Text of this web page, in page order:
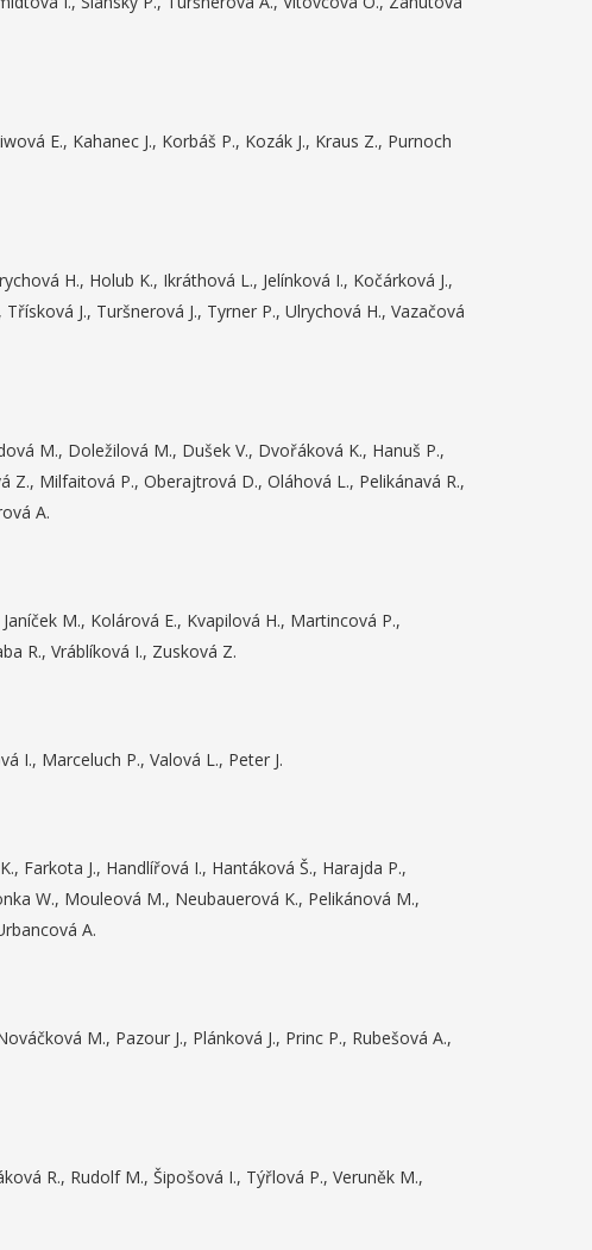
E., Kahanec J., Korbáš P., Kozák J., Kraus Z., Purnoch
H., Holub K., Ikráthová L., Jelínková I., Kočárková J.,
J., Turšnerová J., Tyrner P., Ulrychová H., Vazačová
M., Doležilová M., Dušek V., Dvořáková K., Hanuš P.,
Z., Milfaitová P., Oberajtrová D., Oláhová L., Pelikánavá R.,
A.
M., Kolárová E., Kvapilová H., Martincová P.,
R., Vráblíková I., Zusková Z.
I., Marceluch P., Valová L., Peter J.
Farkota J., Handlířová I., Hantáková Š., Harajda P.,
W., Mouleová M., Neubauerová K., Pelikánová M.,
A.
M., Pazour J., Plánková J., Princ P., Rubešová A.,
R., Rudolf M., Šipošová I., Týřlová P., Veruněk M.,